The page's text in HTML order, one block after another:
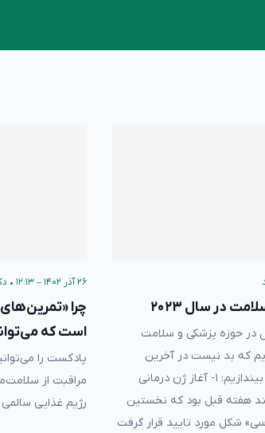
در سال ۲۰۲۳
و امسال در حوزه پزشکی و سلامت
که بد نیست در آخرین
روزهای آن، نگاهی به مهم‌ترین‌شان بیندازیم: ۱- آغاز ژن درمانی
هفته قبل بود که نخستین
شکل مورد تایید قرار گرفت
۲۶ آذر ۱۴۰۲ – ۱۲:۱۳ •
چرا
است که
پادکست را
مراقبت از
رژیم غذایی